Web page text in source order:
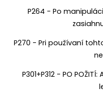
P264 - Po
P270 - Pri používaní
P301+P312 - PO